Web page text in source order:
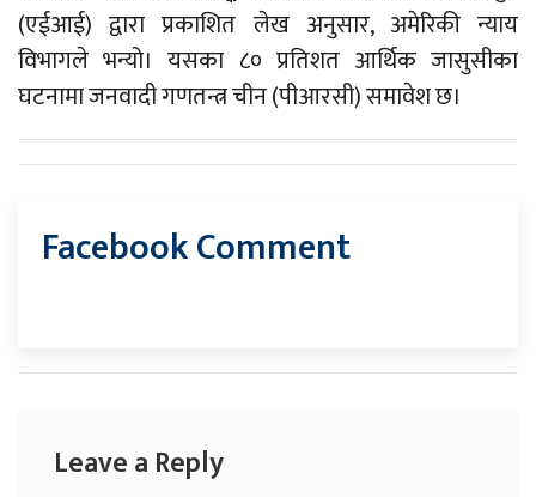
(एईआई) द्वारा प्रकाशित लेख अनुसार, अमेरिकी न्याय
विभागले भन्यो। यसका ८० प्रतिशत आर्थिक जासुसीका
घटनामा जनवादी गणतन्त्र चीन (पीआरसी) समावेश छ।
Facebook Comment
Leave a Reply